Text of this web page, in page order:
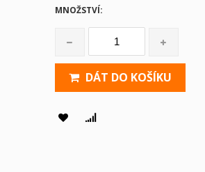
MNOŽSTVÍ:
DÁT DO KOŠÍKU